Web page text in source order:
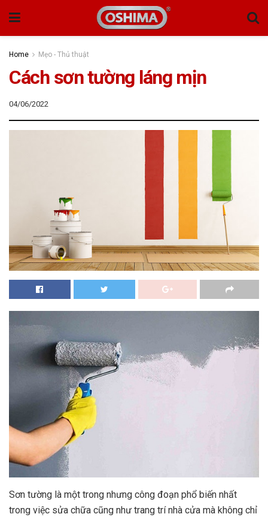
Home Mẹo - Thủ thuật
Cách sơn tường láng mịn
04/06/2022
Sơn tường là một trong nhưng công đoạn phổ biến nhất
trong việc sửa chữa cũng như trang trí nhà cửa mà không chỉ